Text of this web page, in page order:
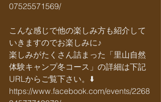
07525571569/
こんな感じで他の楽しみ方も紹介して
いきますのでお楽しみに♪
楽しみがたくさん詰まった「里山自然
体験キャンプ冬コース」の詳細は下記
URLからご覧下さい。⬇️
https://www.facebook.com/events/2268